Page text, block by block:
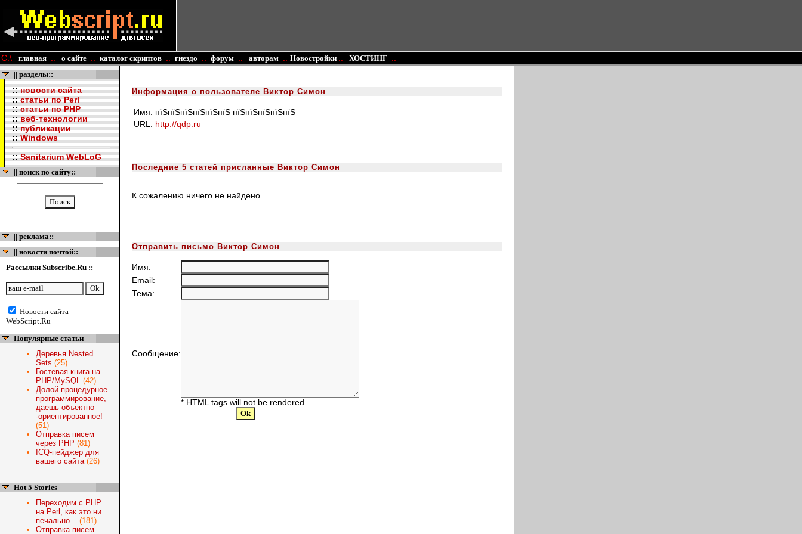
C:\ главная :: о сайте :: каталог скриптов :: гнездо :: форум :: авторам :: Новостройки :: ХОСТИНГ ::
|| разделы::
::новости сайта
::статьи по Perl
::статьи по PHP
::веб-технологии
::публикации
::Windows
::Sanitarium WebLoG
|| поиск по сайту::
|| реклама::
|| новости почтой::
Рассылки Subscribe.Ru ::
Новости сайта
WebScript.Ru
Популярные статьи
Деревья Nested
Sets (25)
Гостевая книга на
PHP/MySQL (42)
Долой процедурное
программирование,
даешь объектно
-ориентированное!
(51)
Отправка писем
через PHP (81)
ICQ-пейджер для
вашего сайта(26)
Hot 5 Stories
Переходим с PHP
на Perl, как это ни
печально... (181)
Отправка писем
Информация о пользователе Виктор Симон
Имя: пїЅпїЅпїЅпїЅпїЅпїЅ пїЅпїЅпїЅпїЅпїЅ
URL: http://qdp.ru
Последние 5 статей присланные Виктор Симон
К сожалению ничего не найдено.
Отправить письмо Виктор Симон
Имя:
Email:
Тема:
Сообщение:
* HTML tags will not be rendered.